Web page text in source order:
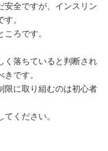
安全ですが、インスリン
。
ろです。
く落ちていると判断され
です。
限に取り組むのは初心者
ください。